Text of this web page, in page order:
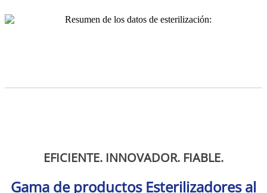
EFICIENTE. INNOVADOR. FIABLE.
Gama de productos Esterilizadores al